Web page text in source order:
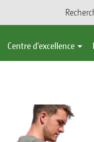
Centre d'excellence